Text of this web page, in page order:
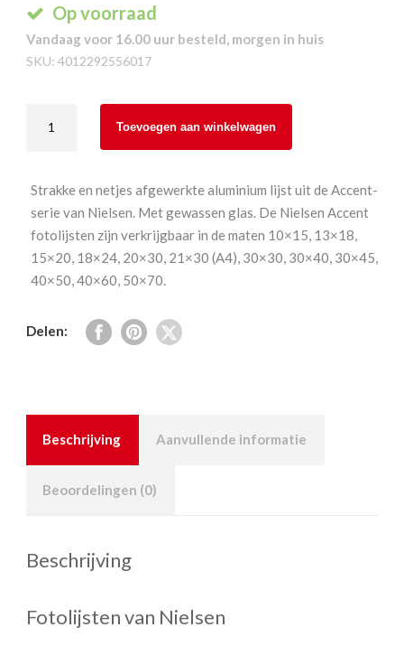
Op voorraad
Vandaag voor 16.00 uur besteld, morgen in huis
SKU: 4012292556017
Accent
Mat
40x60
aantal
Toevoegen aan winkelwagen
Strakke en netjes afgewerkte aluminium lijst uit de Accent-
serie van Nielsen. Met gewassen glas. De Nielsen Accent
fotolijsten zijn verkrijgbaar in de maten 10×15, 13×18,
15×20, 18×24, 20×30, 21×30 (A4), 30×30, 30×40, 30×45,
40×50, 40×60, 50×70.
Delen:
Beschrijving Aanvullende informatie
Beoordelingen (0)
Beschrijving
Fotolijsten van Nielsen